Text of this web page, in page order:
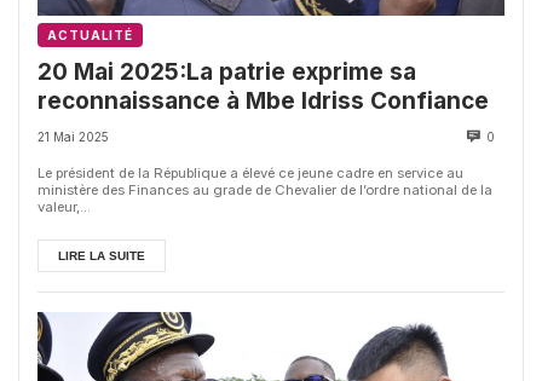
ACTUALITÉ
20 Mai 2025:La patrie exprime sa
reconnaissance à Mbe Idriss Confiance
21 Mai 2025 0
Le président de la République a élevé ce jeune cadre en service au
ministère des Finances au grade de Chevalier de l’ordre national de la
valeur,...
LIRE LA SUITE